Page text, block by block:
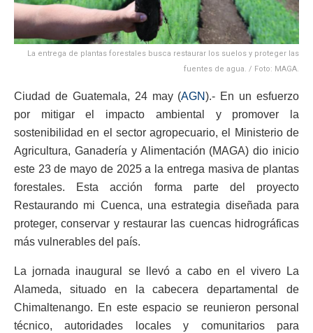
La entrega de plantas forestales busca restaurar los suelos y proteger las
fuentes de agua. / Foto: MAGA.
Ciudad de Guatemala, 24 may (AGN).- En un esfuerzo
por mitigar el impacto ambiental y promover la
sostenibilidad en el sector agropecuario, el Ministerio de
Agricultura, Ganadería y Alimentación (MAGA) dio inicio
este 23 de mayo de 2025 a la entrega masiva de plantas
forestales. Esta acción forma parte del proyecto
Restaurando mi Cuenca, una estrategia diseñada para
proteger, conservar y restaurar las cuencas hidrográficas
más vulnerables del país.
La jornada inaugural se llevó a cabo en el vivero La
Alameda, situado en la cabecera departamental de
Chimaltenango. En este espacio se reunieron personal
técnico, autoridades locales y comunitarios para